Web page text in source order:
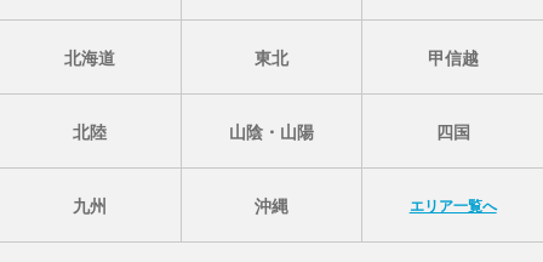
北海道 東北 甲信越
北陸 山陰・山陽 四国
九州 沖縄 エリア一覧へ